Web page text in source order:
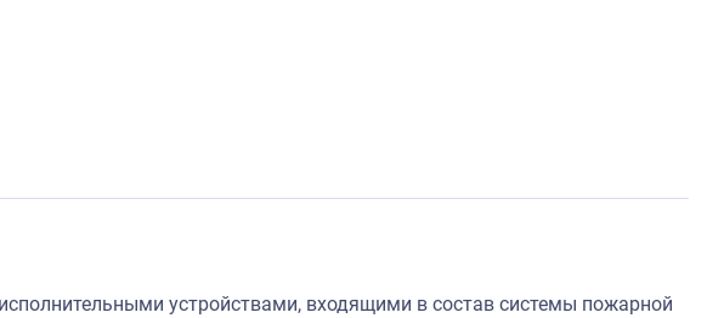
устройствами, входящими в состав системы пожарной